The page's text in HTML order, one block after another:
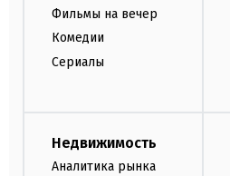
Фильмы на вечер
Комедии
Сериалы
Недвижимость
Аналитика рынка